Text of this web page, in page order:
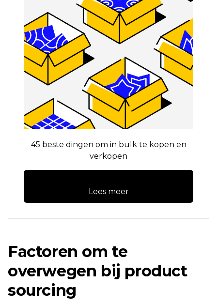
45 beste dingen om in bulk te kopen en
verkopen
Lees meer
Factoren om te
overwegen bij product
sourcing